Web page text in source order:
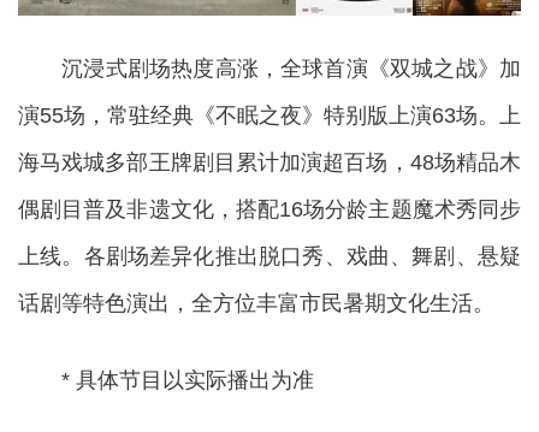
沉浸式剧场热度高涨，全球首演《双城之战》加
演55场，常驻经典《不眠之夜》特别版上演63场。上
海马戏城多部王牌剧目累计加演超百场，48场精品木
偶剧目普及非遗文化，搭配16场分龄主题魔术秀同步
上线。各剧场差异化推出脱口秀、戏曲、舞剧、悬疑
话剧等特色演出，全方位丰富市民暑期文化生活。
* 具体节目以实际播出为准